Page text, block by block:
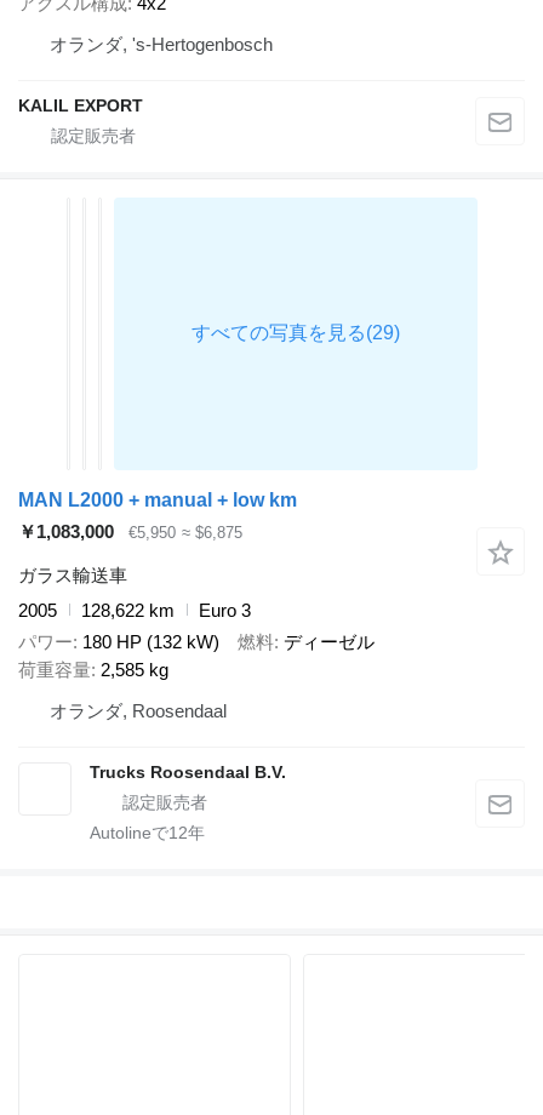
オランダ, 's-Hertogenbosch
KALIL EXPORT
MAN L2000 + manual + low km
￥1,083,000
€5,950 ≈ $6,875
ガラス輸送車
2005
128,622 km
Euro 3
パワー 180 HP (132 kW) 燃料 ディーゼル
荷重容量 2,585 kg
オランダ, Roosendaal
Trucks Roosendaal B.V.
Autolineで12年